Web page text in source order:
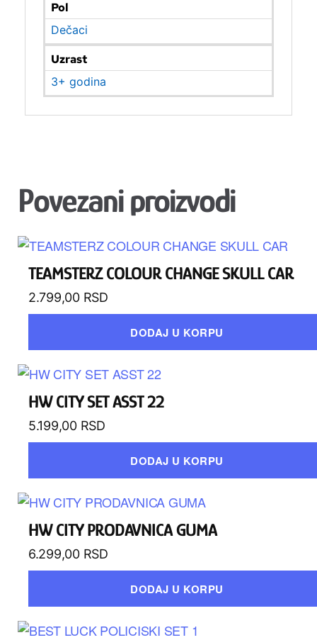
Pol
Dečaci
Uzrast
3+ godina
Povezani proizvodi
TEAMSTERZ COLOUR CHANGE SKULL CAR
2.799,00 RSD
DODAJ U KORPU
HW CITY SET ASST 22
5.199,00 RSD
DODAJ U KORPU
HW CITY PRODAVNICA GUMA
6.299,00 RSD
DODAJ U KORPU